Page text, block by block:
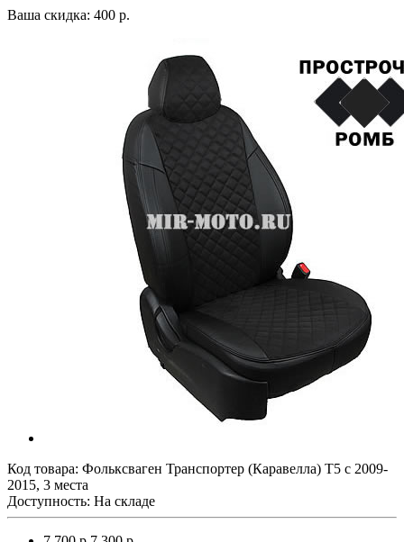
Ваша скидка: 400 р.
Код товара: Фольксваген Транспортер (Каравелла) Т5 с 2009-
2015, 3 места
Доступность: На складе